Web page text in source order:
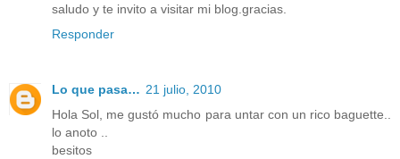
saludo y te invito a visitar mi blog.gracias.
Responder
Lo que pasa… 21 julio, 2010
Hola Sol, me gustó mucho para untar con un rico baguette..
lo anoto ..
besitos